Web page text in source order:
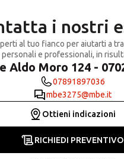
i nostri
al tuo fianco per aiutarti a
e professionali, in
Aldo Moro 124 -
07891897036
mbe3275@mbe.it
Ottieni indicazioni
RICHIEDI PREVENTIVO